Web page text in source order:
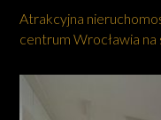
Atrakcyjna
centrum Wrocławia na